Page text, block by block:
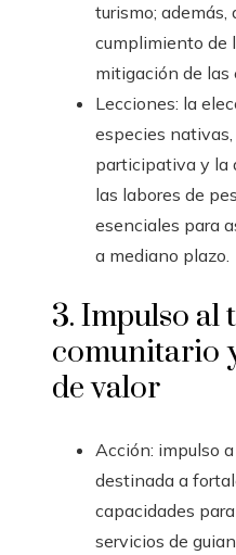
turismo; además,
cumplimiento de
mitigación de las
Lecciones: la
especies
participativa y la
las labores de
esenciales para
a mediano plazo.
3. Impulso al
comunitario
de valor
Acción: impulso
destinada a
capacidades
servicios de